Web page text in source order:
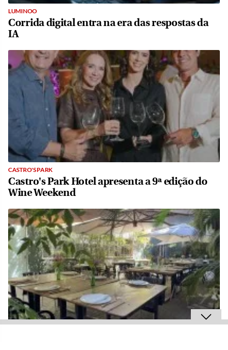
LUMINOO
Corrida digital entra na era das respostas da
IA
CASTRO'S PARK
Castro's Park Hotel apresenta a 9ª edição do
Wine Weekend